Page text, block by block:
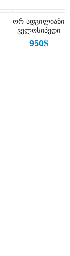
ორ ადგილიანი
ველოსიპედი
950$